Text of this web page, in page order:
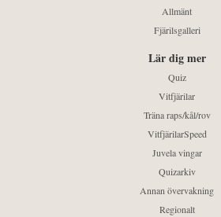
Allmänt
Fjärilsgalleri
Lär dig mer
Quiz
Vitfjärilar
Träna raps/kål/rov
VitfjärilarSpeed
Juvela vingar
Quizarkiv
Annan övervakning
Regionalt